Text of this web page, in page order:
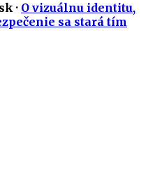
· O vizuálnu identitu,
sa stará tím